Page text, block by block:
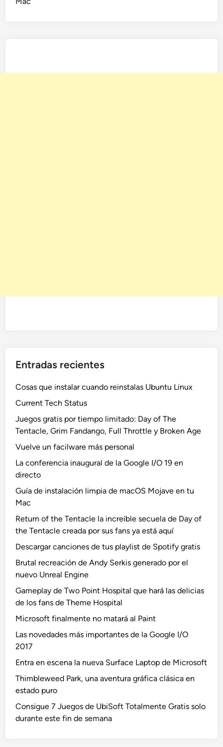
Entradas recientes
Cosas que instalar cuando reinstalas Ubuntu Linux
Current Tech Status
Juegos gratis por tiempo limitado: Day of The
Tentacle, Grim Fandango, Full Throttle y Broken Age
Vuelve un facilware más personal
La conferencia inaugural de la Google I/O 19 en
directo
Guía de instalación limpia de macOS Mojave en tu
Mac
Return of the Tentacle la increíble secuela de Day of
the Tentacle creada por sus fans ya está aquí
Descargar canciones de tus playlist de Spotify gratis
Brutal recreación de Andy Serkis generado por el
nuevo Unreal Engine
Gameplay de Two Point Hospital que hará las delicias
de los fans de Theme Hospital
Microsoft finalmente no matará al Paint
Las novedades más importantes de la Google I/O
2017
Entra en escena la nueva Surface Laptop de Microsoft
Thimbleweed Park, una aventura gráfica clásica en
estado puro
Consigue 7 Juegos de UbiSoft Totalmente Gratis solo
durante este fin de semana